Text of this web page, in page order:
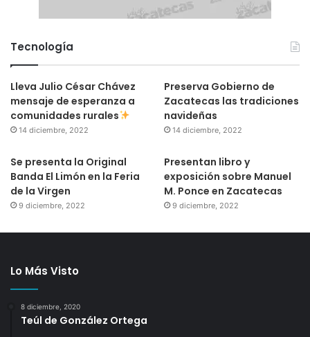
Tecnología
Lleva Julio César Chávez
mensaje de esperanza a
comunidades rurales
14 diciembre, 2022
Preserva Gobierno de
Zacatecas las tradiciones
navideñas
14 diciembre, 2022
Se presenta la Original
Banda El Limón en la Feria
de la Virgen
9 diciembre, 2022
Presentan libro y
exposición sobre Manuel
M. Ponce en Zacatecas
9 diciembre, 2022
Lo Más Visto
8 diciembre, 2020
Teúl de González Ortega